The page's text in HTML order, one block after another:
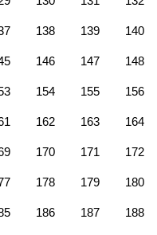
138 139 140
146 147 148
154 155 156
162 163 164
170 171 172
178 179 180
186 187 188